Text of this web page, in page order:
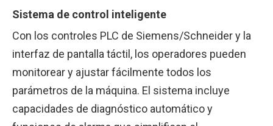
Sistema de control inteligente
Con los controles PLC de Siemens/Schneider y la
interfaz de pantalla táctil, los operadores pueden
monitorear y ajustar fácilmente todos los
parámetros de la máquina. El sistema incluye
capacidades de diagnóstico automático y